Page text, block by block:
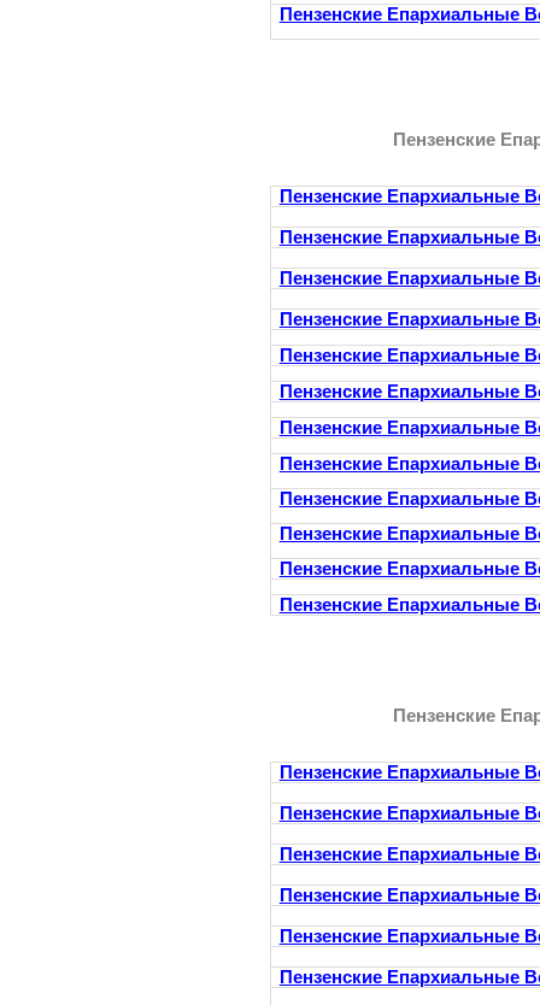
Пензенские Епархиальные
Пензенские
Пензенские Епархиальные
Пензенские Епархиальные
Пензенские Епархиальные
Пензенские Епархиальные
Пензенские Епархиальные
Пензенские Епархиальные
Пензенские Епархиальные
Пензенские Епархиальные
Пензенские Епархиальные
Пензенские Епархиальные
Пензенские Епархиальные
Пензенские Епархиальные
Пензенские
Пензенские Епархиальные
Пензенские Епархиальные
Пензенские Епархиальные
Пензенские Епархиальные
Пензенские Епархиальные
Пензенские Епархиальные